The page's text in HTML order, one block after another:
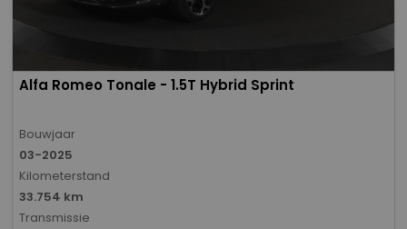
Alfa Romeo Tonale - 1.5T Hybrid Sprint
Bouwjaar
03-2025
Kilometerstand
33.754 km
Transmissie